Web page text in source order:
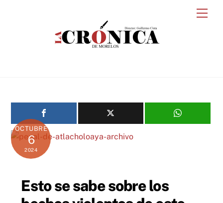
OCTUBRE
6
2024
Esto se sabe sobre los